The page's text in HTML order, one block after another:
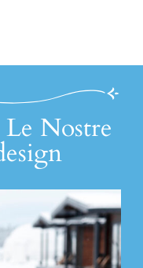
Nostre